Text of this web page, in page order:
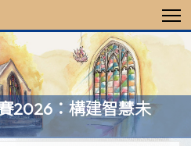
2026：構建智慧未